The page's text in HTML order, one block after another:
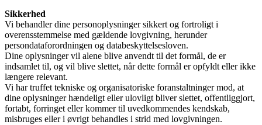
Sikkerhed
Vi behandler dine personoplysninger sikkert og fortroligt i
overensstemmelse med gældende lovgivning, herunder
persondataforordningen og databeskyttelsesloven.
Dine oplysninger vil alene blive anvendt til det formål, de er
indsamlet til, og vil blive slettet, når dette formål er opfyldt eller ikke
længere relevant.
Vi har truffet tekniske og organisatoriske foranstaltninger mod, at
dine oplysninger hændeligt eller ulovligt bliver slettet, offentliggjort,
fortabt, forringet eller kommer til uvedkommendes kendskab,
misbruges eller i øvrigt behandles i strid med lovgivningen.